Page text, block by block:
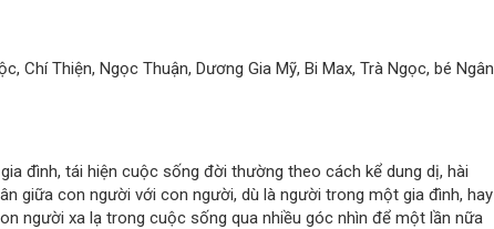
Chí Thiện, Ngọc Thuận, Dương Gia Mỹ, Bi Max, Trà Ngọc, bé Ngân
đình, tái hiện cuộc sống đời thường theo cách kể dung dị, hài
giữa con người với con người, dù là người trong một gia đình, hay
người xa lạ trong cuộc sống qua nhiều góc nhìn để một lần nữa